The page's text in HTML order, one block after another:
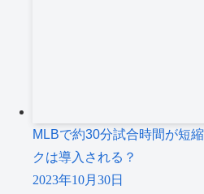
MLBで約30分試合時間が短
クは導入される？
2023年10月30日